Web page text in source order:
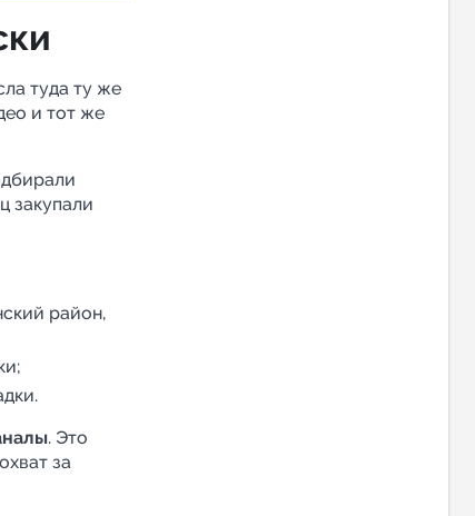
туда ту же
и тот же
закупали
район,
. Это
за